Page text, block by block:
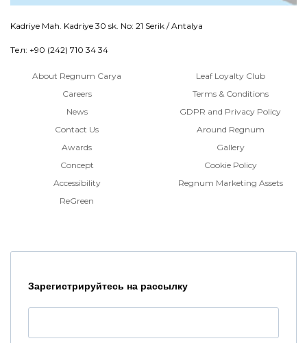
Kadriye Mah. Kadriye 30 sk. No: 21 Serik / Antalya
Тел: +90 (242) 710 34 34
About Regnum Carya
Careers
News
Contact Us
Awards
Concept
Accessibility
ReGreen
Leaf Loyalty Club
Terms & Conditions
GDPR and Privacy Policy
Around Regnum
Gallery
Cookie Policy
Regnum Marketing Assets
Зарегистрируйтесь на рассылку